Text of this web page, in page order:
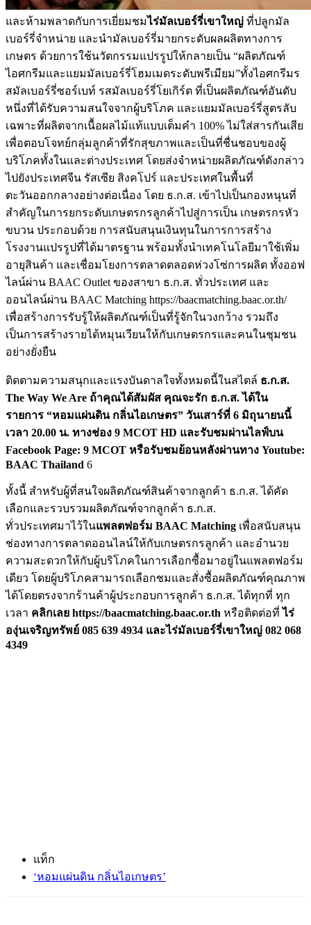
และห้ามพลาดกับการเยี่ยมชมไร่มัลเบอร์รี่เขาใหญ่ ที่ปลูกมัล
เบอร์รี่จำหน่าย และนำมัลเบอร์รี่มายกระดับผลผลิตทางการ
เกษตร ด้วยการใช้นวัตกรรมแปรรูปให้กลายเป็น “ผลิตภัณฑ์
ไอศกรีมและแยมมัลเบอร์รี่โฮมเมดระดับพรีเมียม”ทั้งไอศกรีมร
สมัลเบอร์รี่ซอร์เบท์ รสมัลเบอร์รี่โยเกิร์ต ที่เป็นผลิตภัณฑ์อันดับ
หนึ่งที่ได้รับความสนใจจากผู้บริโภค และแยมมัลเบอร์รี่สูตรลับ
เฉพาะที่ผลิตจากเนื้อผลไม้แท้แบบเต็มคำ 100% ไม่ใส่สารกันเสีย
เพื่อตอบโจทย์กลุ่มลูกค้าที่รักสุขภาพและเป็นที่ชื่นชอบของผู้
บริโภคทั้งในและต่างประเทศ โดยส่งจำหน่ายผลิตภัณฑ์ดังกล่าว
ไปยังประเทศจีน รัสเซีย สิงคโปร์ และประเทศในพื้นที่
ตะวันออกกลางอย่างต่อเนื่อง โดย ธ.ก.ส. เข้าไปเป็นกองหนุนที่
สำคัญในการยกระดับเกษตรกรลูกค้าไปสู่การเป็น เกษตรกรหัว
ขบวน ประกอบด้วย การสนับสนุนเงินทุนในการการสร้าง
โรงงานแปรรูปที่ได้มาตรฐาน พร้อมทั้งนำเทคโนโลยีมาใช้เพิ่ม
อายุสินค้า และเชื่อมโยงการตลาดตลอดห่วงโซ่การผลิต ทั้งออฟ
ไลน์ผ่าน BAAC Outlet ของสาขา ธ.ก.ส. ทั่วประเทศ และ
ออนไลน์ผ่าน BAAC Matching https://baacmatching.baac.or.th/
เพื่อสร้างการรับรู้ให้ผลิตภัณฑ์เป็นที่รู้จักในวงกว้าง รวมถึง
เป็นการสร้างรายได้หมุนเวียนให้กับเกษตรกรและคนในชุมชน
อย่างยั่งยืน
ติดตามความสนุกและแรงบันดาลใจทั้งหมดนี้ในสไตล์ ธ.ก.ส.
The Way We Are ถ้าคุณได้สัมผัส คุณจะรัก ธ.ก.ส. ได้ใน
รายการ “หอมแผ่นดิน กลิ่นไอเกษตร” วันเสาร์ที่ 6 มิถุนายนนี้
เวลา 20.00 น. ทางช่อง 9 MCOT HD และรับชมผ่านไลฟ์บน
Facebook Page: 9 MCOT หรือรับชมย้อนหลังผ่านทาง Youtube:
BAAC Thailand 6
ทั้งนี้ สำหรับผู้ที่สนใจผลิตภัณฑ์สินค้าจากลูกค้า ธ.ก.ส. ได้คัด
เลือกและรวบรวมผลิตภัณฑ์จากลูกค้า ธ.ก.ส.
ทั่วประเทศมาไว้ในแพลตฟอร์ม BAAC Matching เพื่อสนับสนุน
ช่องทางการตลาดออนไลน์ให้กับเกษตรกรลูกค้า และอำนวย
ความสะดวกให้กับผู้บริโภคในการเลือกซื้อมาอยู่ในแพลตฟอร์ม
เดียว โดยผู้บริโภคสามารถเลือกชมและสั่งซื้อผลิตภัณฑ์คุณภาพ
ได้โดยตรงจากร้านค้าผู้ประกอบการลูกค้า ธ.ก.ส. ได้ทุกที่ ทุก
เวลา คลิกเลย https://baacmatching.baac.or.th หรือติดต่อที่ไร่
องุ่นเจริญทรัพย์ 085 639 4934 และไร่มัลเบอร์รี่เขาใหญ่ 082 068
4349
แท็ก
‘หอมแผ่นดิน กลิ่นไอเกษตร’